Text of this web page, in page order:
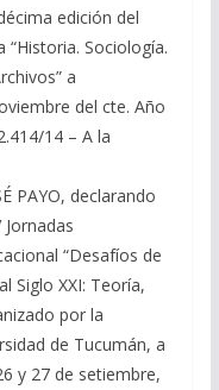
edición del
Sociología.
a
del cte. Año
14 – A la
PAYO, declarando
“Desafíos de
Siglo XXI: Teoría,
por la
de Tucumán, a
y 27 de setiembre,